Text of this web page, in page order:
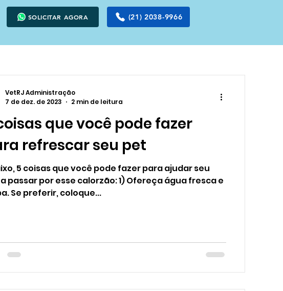
SOLICITAR AGORA (21) 2038-9966
que você pode fazer
refrescar seu pet
5 coisas que você pode fazer para ajudar seu
passar por esse calorzão: 1) Ofereça água fresca e
Se preferir, coloque...
VetRJ Administração
7 de dez. de 2023
2 min de leitura